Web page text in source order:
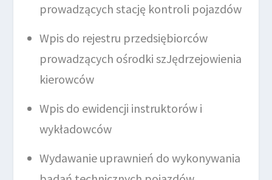
prowadzących stację kontroli pojazdów
Wpis do rejestru przedsiębiorców
prowadzących ośrodki szJędrzejowienia
kierowców
Wpis do ewidencji instruktorów i
wykładowców
Wydawanie uprawnień do wykonywania